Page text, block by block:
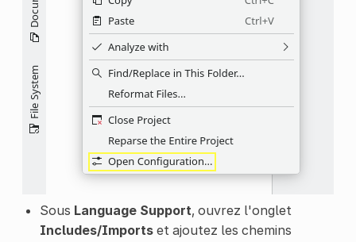
Sous Language Support, ouvrez l'onglet
Includes/Importset ajoutez les chemins